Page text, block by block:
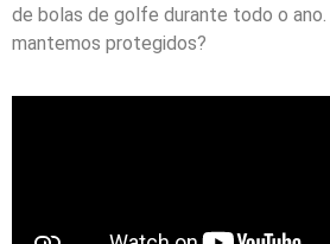
de bolas de golfe durante todo o ano.
mantemos protegidos?